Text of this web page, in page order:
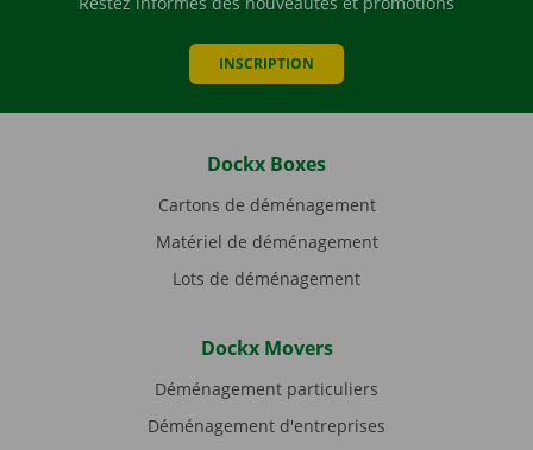
INSCRIPTION
Dockx Boxes
Cartons de déménagement
Matériel de déménagement
Lots de déménagement
Dockx Movers
Déménagement particuliers
Déménagement d'entreprises